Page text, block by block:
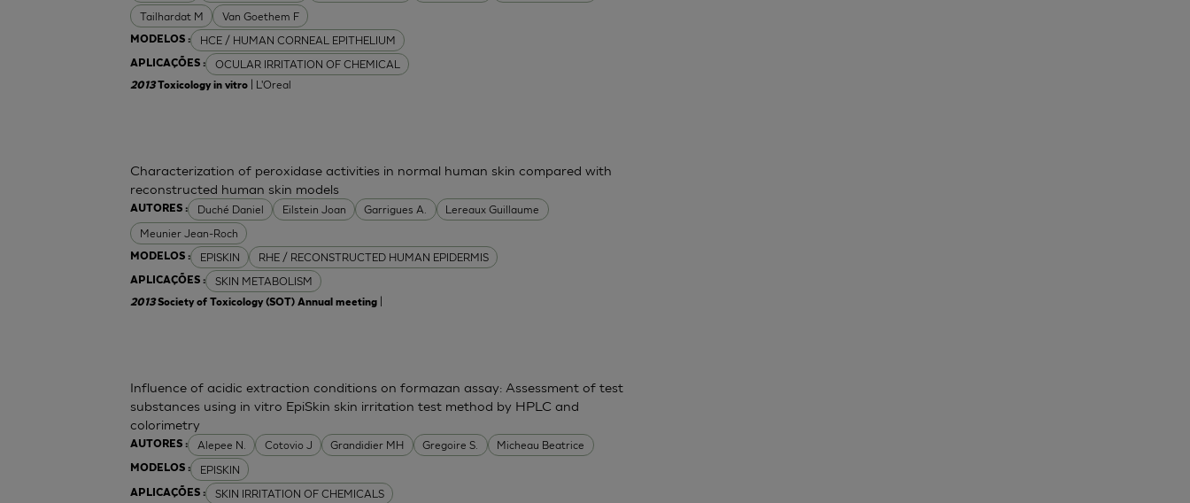
Tailhardat M
Van Goethem F
MODELOS : HCE / HUMAN CORNEAL EPITHELIUM
APLICAÇÕES : OCULAR IRRITATION OF CHEMICAL
2013Toxicology in vitro | L'Oreal
AUTORES : Duché Daniel Eilstein Joan Garrigues A.
Lereaux Guillaume
Meunier Jean-Roch
MODELOS : EPISKIN RHE / RECONSTRUCTED HUMAN EPIDERMIS
APLICAÇÕES : SKIN METABOLISM
Characterization of peroxidase activities in normal human skin compared with
reconstructed human skin models
2013Society of Toxicology (SOT) Annual meeting
AUTORES : Alepee N. Cotovio J Grandidier MH Gregoire S. Micheau Beatrice
MODELOS : EPISKIN
APLICAÇÕES : SKIN IRRITATION OF CHEMICALS
Influence of acidic extraction conditions on formazan assay: Assessment of test
substances using in vitro EpiSkin skin irritation test method by HPLC and
colorimetry